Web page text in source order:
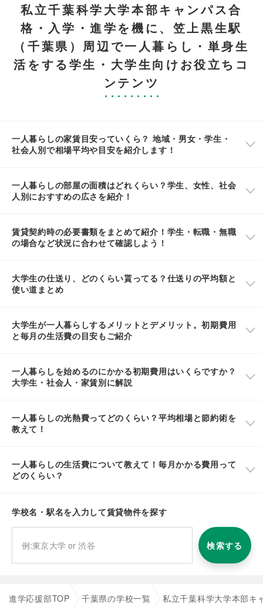
私立千葉科学大学本部キャンパス合
格・入学・進学を機に、笠上黒生駅
（千葉県）周辺で一人暮らし・単身生
活をする学生・大学生向けお役立ちコ
ンテンツ
一人暮らしの家賃目安っていくら？ 地域・男女・学生・
社会人別で相場平均や目安を紹介します！
一人暮らしの部屋の面積はどれくらい？学生、女性、社会
人別におすすめの広さを紹介！
賃貸契約時の必要書類をまとめて紹介！学生・転職・無職
の場合など状況に合わせて確認しよう！
大学生の仕送り、どのくらい貰ってる？仕送りの平均額と
使い道まとめ
大学生が一人暮らしするメリットとデメリット。初期費用
と毎月の生活費の目安もご紹介
一人暮らしを始めるのにかかる初期費用はいくらですか？
大学生・社会人・家賃別に解説
一人暮らしの光熱費ってどのくらい？平均相場と節約術を
教えて！
一人暮らしの生活費について教えて！毎月かかる費用って
どのくらい？
学校名・駅名を入力して賃貸物件を探す
検索する
進学応援部TOP 千葉県の学校一覧 私立千葉科学大学本部キ